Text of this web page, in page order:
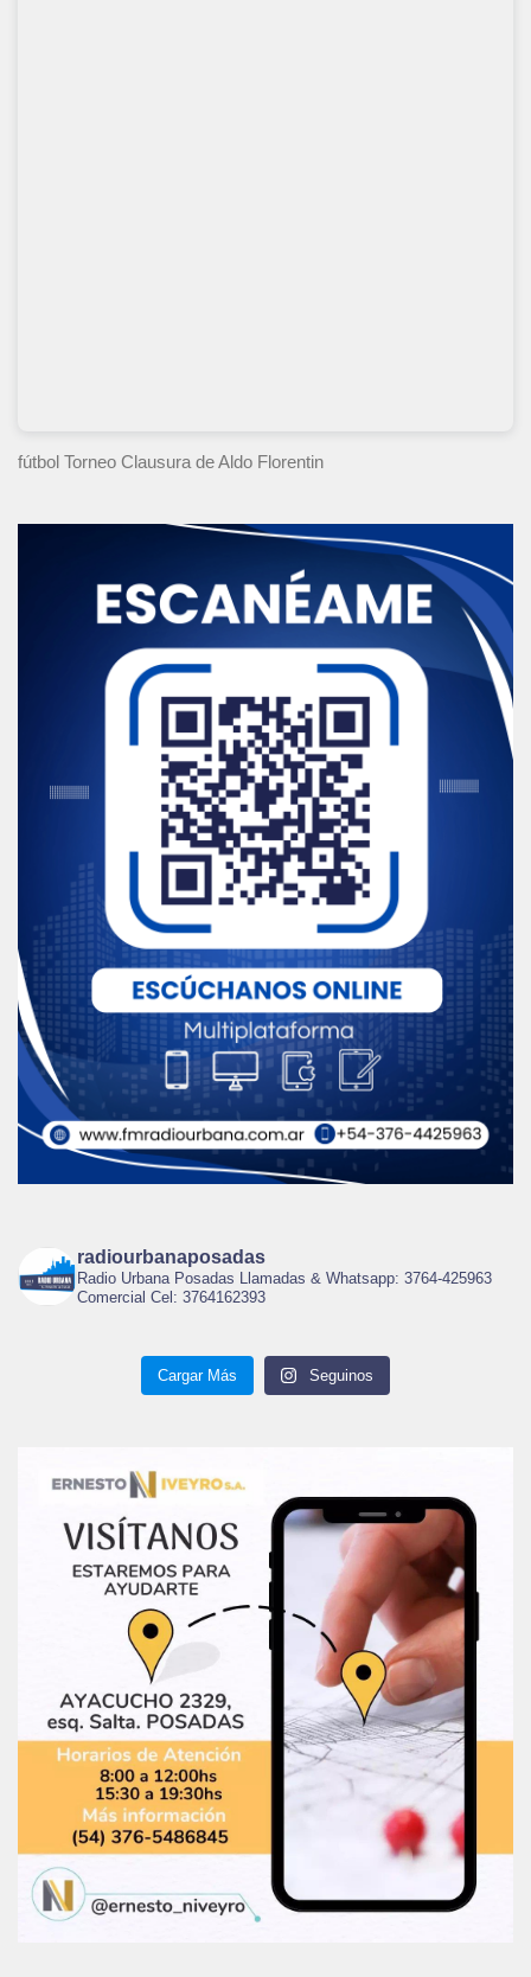
fútbol Torneo Clausura de Aldo Florentin
radiourbanaposadas
Radio Urbana Posadas Llamadas & Whatsapp: 3764-425963
Comercial Cel: 3764162393
Cargar Más Seguinos